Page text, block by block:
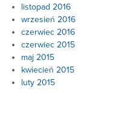
listopad 2016
wrzesień 2016
czerwiec 2016
czerwiec 2015
maj 2015
kwiecień 2015
luty 2015